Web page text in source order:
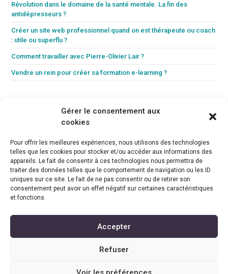
Gérer le consentement aux
cookies
Pour offrir les meilleures expériences, nous utilisons des technologies
telles que les cookies pour stocker et/ou accéder aux informations des
appareils. Le fait de consentir à ces technologies nous permettra de
traiter des données telles que le comportement de navigation ou les ID
uniques sur ce site. Le fait de ne pas consentir ou de retirer son
consentement peut avoir un effet négatif sur certaines caractéristiques
et fonctions.
Accepter
Refuser
Révolution dans le domaine de la santé mentale. La fin des
antidépresseurs ?
Créer un site web professionnel quand on est thérapeute ou coach
: utile ou superflu ?
Comment travailler avec Pierre-Olivier Lair ?
Vendre un rein pour créer sa formation e-learning ?
HAPPY THÉRA : le centre de formation du
Happy Théra|Mentions légales
11770736877